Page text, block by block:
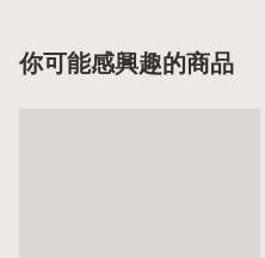
你可能感興趣的商品